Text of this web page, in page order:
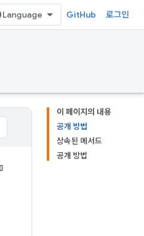
GitHub 로그인
이 페이지의 내용
공개 방법
상속된 메서드
공개 방법